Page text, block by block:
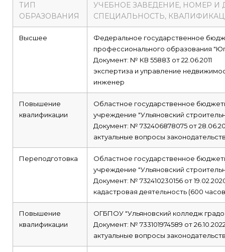
ТИП
ОБРАЗОВАНИЯ
УЧЕБНОЕ ЗАВЕДЕНИЕ, НОМЕР
СПЕЦИАЛЬНОСТЬ,
Высшее
Федеральное государственное
профессионального образования
Документ: № КВ 55883 от 22.06.2011
экспертиза и управление
инженер
Повышение
квалификации
Областное государственное
учреждение "Ульяновский
Документ: № 732406878075 от
актуальные вопросы
Переподготовка
Областное государственное
учреждение "Ульяновский
Документ: № 732410230156 от
кадастровая деятельность (600
Повышение
квалификации
ОГБПОУ "Ульяновский колледж
Документ: № 733101974589 от
актуальные вопросы